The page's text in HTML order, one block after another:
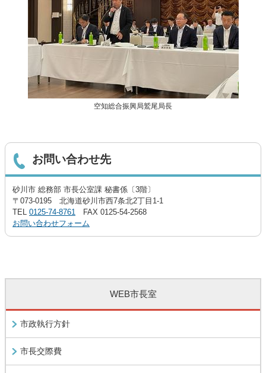
空知総合振興局鷲尾局長
お問い合わせ先
砂川市 総務部 市長公室課 秘書係〔3階〕
〒073-0195 北海道砂川市西7条北2丁目1-1
TEL 0125-74-8761 FAX 0125-54-2568
お問い合わせフォーム
WEB市長室
市政執行方針
市長交際費